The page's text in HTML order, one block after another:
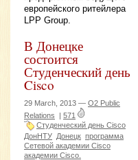
европейского ритейлера
LPP Group.
В Донецке
состоится
Студенческий день
Cisco
29 March, 2013 — O2 Public
Relations | 571
Студенческий день Cisco
ДонНТУ Донецк программа
Сетевой академии Cisco
академии Сisco.